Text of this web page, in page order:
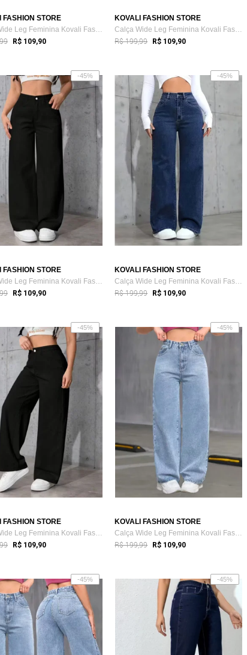
FASHION STORE
Calça Wide Leg Feminina Kovali Fashion S...
R$ 109,90
KOVALI FASHION STORE
Calça Wide Leg Feminina Kovali Fashion S...
R$ 199,99 R$ 109,90
-45%
FASHION STORE
Calça Wide Leg Feminina Kovali Fashion S...
R$ 109,90
-45%
KOVALI FASHION STORE
Calça Wide Leg Feminina Kovali Fashion S...
R$ 199,99 R$ 109,90
-45%
FASHION STORE
Calça Wide Leg Feminina Kovali Fashion S...
R$ 109,90
-45%
KOVALI FASHION STORE
Calça Wide Leg Feminina Kovali Fashion S...
R$ 199,99 R$ 109,90
-45% -45%